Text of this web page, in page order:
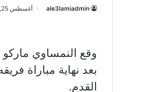
ale3lamiadmin أغسطس 25, 2025
وقع النمساوي
بعد نهاية مباراة
القدم.